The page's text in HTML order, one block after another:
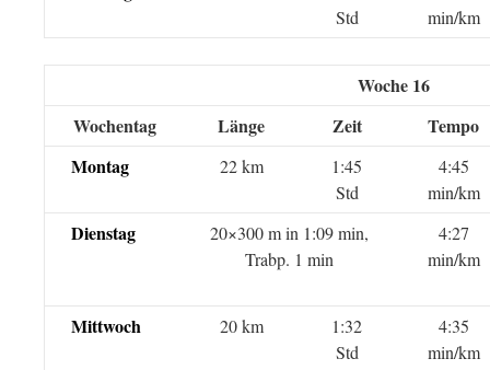
Std
min/km
Woche 16
Wochentag
Länge Zeit
Tempo
Montag
22 km
1:45
Std
4:45
min/km
Dienstag
20×300 m in 1:09 min,
Trabp. 1 min
4:27
min/km
Mittwoch 20 km
1:32
Std
4:35
min/km